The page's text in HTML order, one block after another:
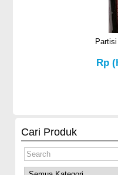
Rp
Cari Produk